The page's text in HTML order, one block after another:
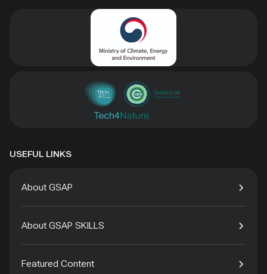
USEFUL LINKS
About GSAP
About GSAP SKILLS
Featured Content